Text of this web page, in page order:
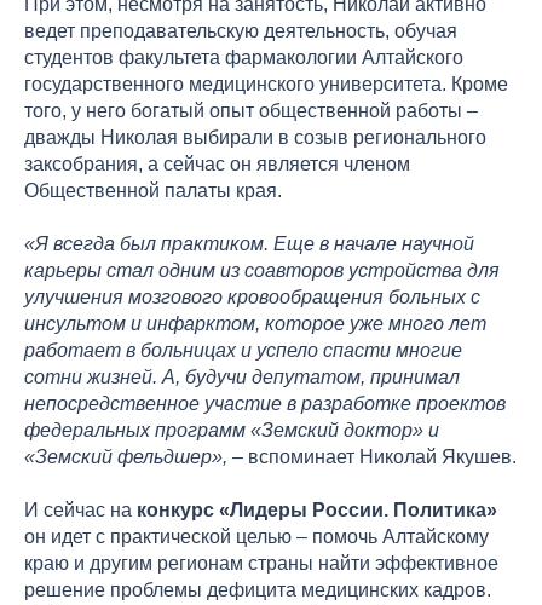
При этом, несмотря на занятость, Николай активно
ведет преподавательскую деятельность, обучая
студентов факультета фармакологии Алтайского
государственного медицинского университета. Кроме
того, у него богатый опыт общественной работы –
дважды Николая выбирали в созыв регионального
заксобрания, а сейчас он является членом
Общественной палаты края.
«Я всегда был практиком. Еще в начале научной
карьеры стал одним из соавторов устройства для
улучшения мозгового кровообращения больных с
инсультом и инфарктом, которое уже много лет
работает в больницах и успело спасти многие
сотни жизней. А, будучи депутатом, принимал
непосредственное участие в разработке проектов
федеральных программ «Земский доктор» и
«Земский фельдшер», – вспоминает Николай Якушев.
И сейчас на конкурс «Лидеры России. Политика»
он идет с практической целью – помочь Алтайскому
краю и другим регионам страны найти эффективное
решение проблемы дефицита медицинских кадров.